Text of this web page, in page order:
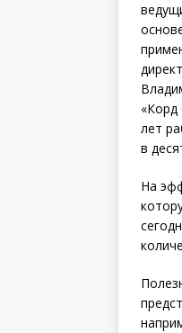
«Корд
лет
в
На